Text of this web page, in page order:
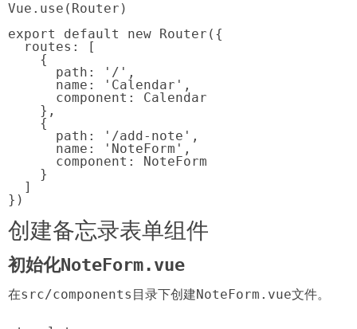
Vue.use(Router)
export default new Router({
  routes: [
    {
      path: '/',
      name: 'Calendar',
      component: Calendar
    },
    {
      path: '/add-note',
      name: 'NoteForm',
      component: NoteForm
    }
  ]
})
创建备忘录表单组件
初始化NoteForm.vue
在src/components 目录下创建NoteForm.vue文件。